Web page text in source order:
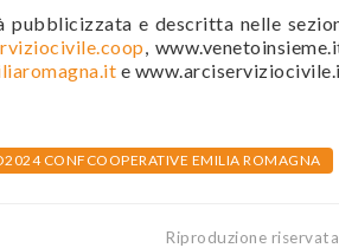
pubblicizzata e descritta nelle
,
e
CONFCOOPERATIVE EMILIA ROMAGNA
Riproduzione